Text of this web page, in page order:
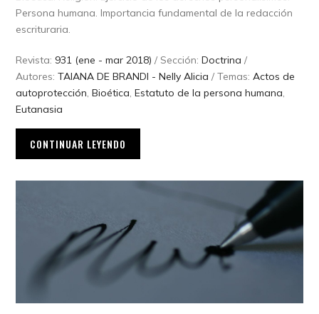
Persona humana. Importancia fundamental de la redacción
escrituraria.
Revista: 931 (ene - mar 2018) / Sección:Doctrina /
Autores:TAIANA DE BRANDI - Nelly Alicia / Temas:Actos de
autoprotección ,Bioética ,Estatuto de la persona humana
Eutanasia
CONTINUAR LEYENDO